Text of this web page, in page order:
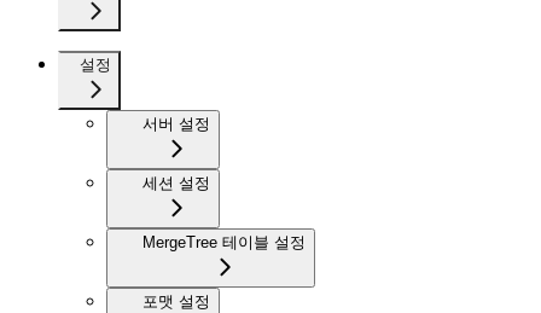
설정
서버 설정
세션 설정
MergeTree 테이블 설정
포맷 설정